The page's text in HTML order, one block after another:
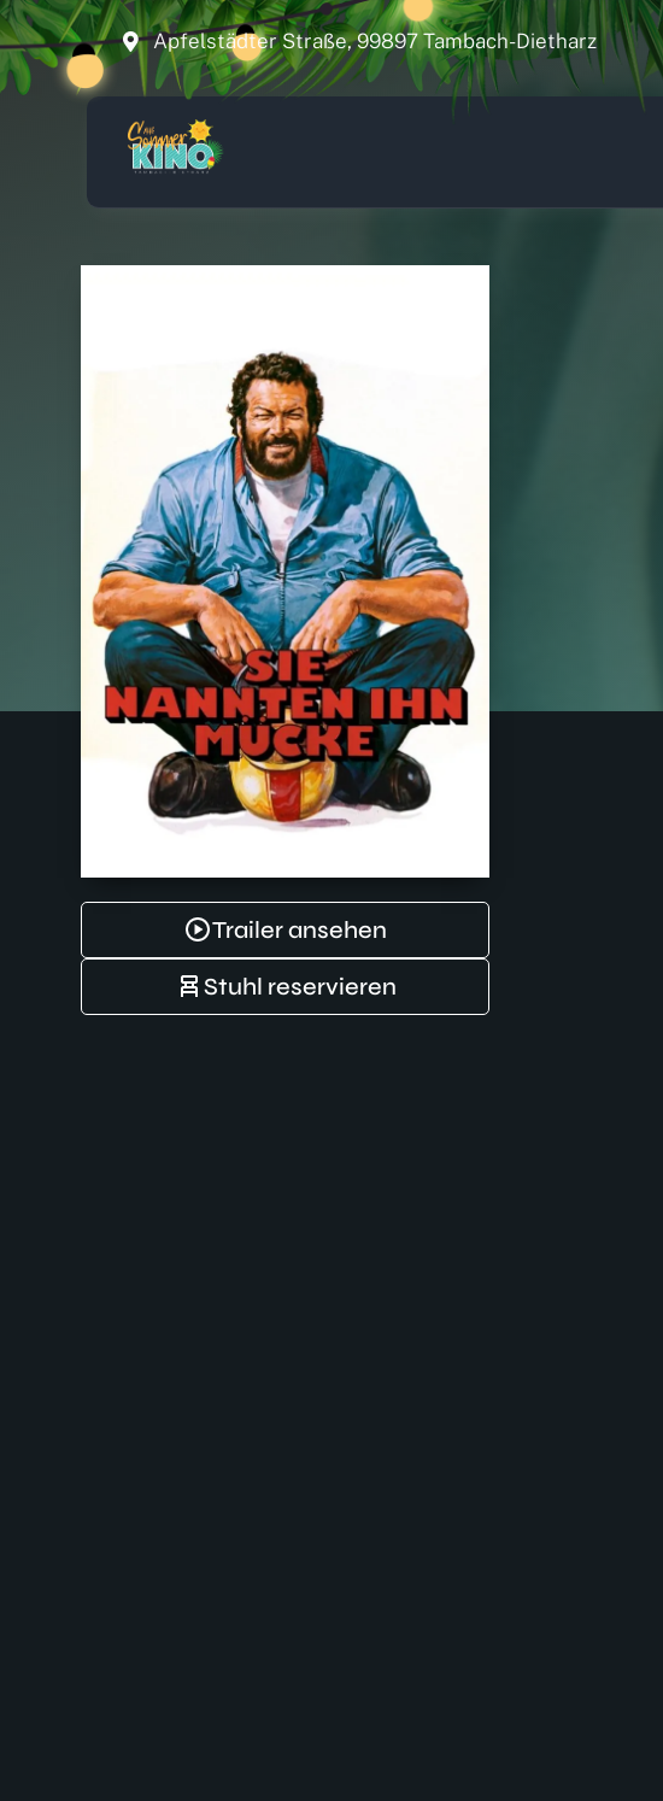
Zum
Inhalt
springen
Apfelstädter Straße, 99897 Tambach-Dietharz
Trailer ansehen
Stuhl reservieren